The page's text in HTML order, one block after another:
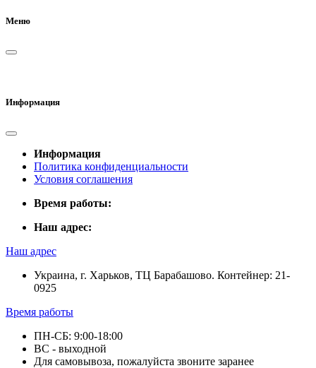
Меню
Информация
Информация
Политика конфиденциальности
Условия соглашения
Время работы:
Наш адрес:
Наш адрес
Украина, г. Харьков, ТЦ Барабашово. Контейнер: 21-
0925
Время работы
ПН-СБ: 9:00-18:00
ВС - выходной
Для самовывоза, пожалуйста звоните заранее